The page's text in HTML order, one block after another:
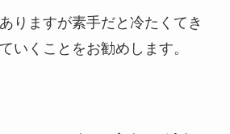
りますが素手だと冷たくてき
いくことをお勧めします。